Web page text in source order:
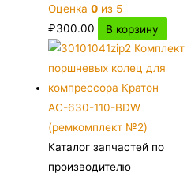
Оценка0 из 5
₽300.00 В корзину
Каталог запчастей по
производителю